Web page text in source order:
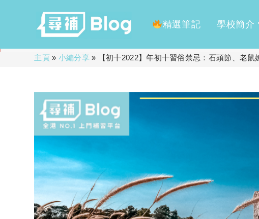
精選筆記 學校簡介
主頁» 小編分享» 【初十2022】年初十習俗禁忌：石頭節、老鼠